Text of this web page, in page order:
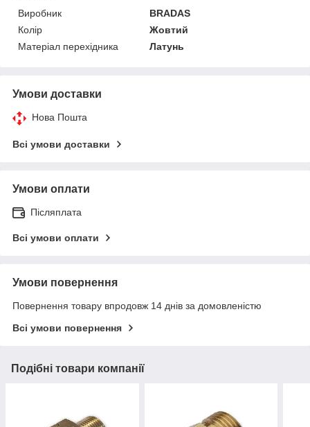
Виробник
BRADAS
Колір
Жовтий
Матеріал перехідника
Латунь
Умови доставки
Нова Пошта
Всі умови доставки
Умови оплати
Післяплата
Всі умови оплати
Умови повернення
Повернення товару впродовж 14 днів за домовленістю
Всі умови повернення
Подібні товари компанії